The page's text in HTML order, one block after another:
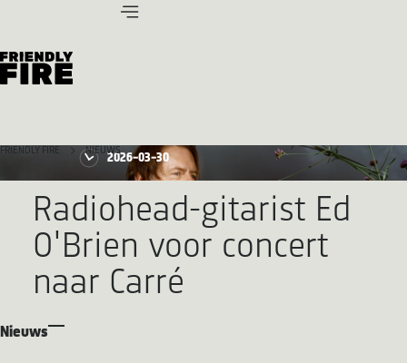
FRIENDLY FIRE NIEUWS
2026-03-30
Radiohead-gitarist Ed
O'Brien voor concert
naar Carré
Nieuws